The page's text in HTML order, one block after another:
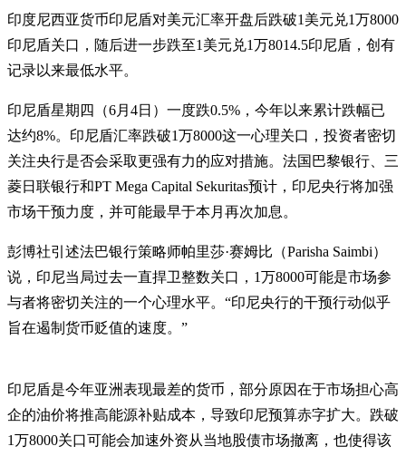
印度尼西亚货币印尼盾对美元汇率开盘后跌破1美元兑1万8000
印尼盾关口，随后进一步跌至1美元兑1万8014.5印尼盾，创有
记录以来最低水平。
印尼盾星期四（6月4日）一度跌0.5%，今年以来累计跌幅已
达约8%。印尼盾汇率跌破1万8000这一心理关口，投资者密切
关注央行是否会采取更强有力的应对措施。法国巴黎银行、三
菱日联银行和PT Mega Capital Sekuritas预计，印尼央行将加强
市场干预力度，并可能最早于本月再次加息。
彭博社引述法巴银行策略师帕里莎·赛姆比（Parisha Saimbi）
说，印尼当局过去一直捍卫整数关口，1万8000可能是市场参
与者将密切关注的一个心理水平。“印尼央行的干预行动似乎
旨在遏制货币贬值的速度。”
印尼盾是今年亚洲表现最差的货币，部分原因在于市场担心高
企的油价将推高能源补贴成本，导致印尼预算赤字扩大。跌破
1万8000关口可能会加速外资从当地股债市场撤离，也使得该